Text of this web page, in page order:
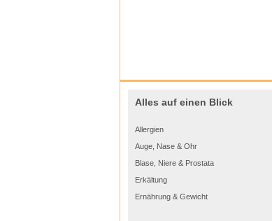
Alles auf einen Blick
Allergien
Auge, Nase & Ohr
Blase, Niere & Prostata
Erkältung
Ernährung & Gewicht